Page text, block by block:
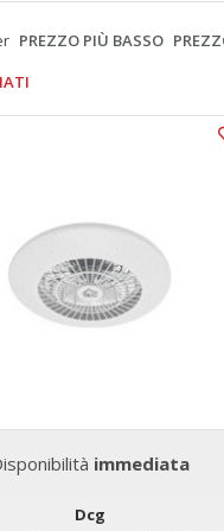
PREZZO PIÙ BASSO
immediata
Dcg